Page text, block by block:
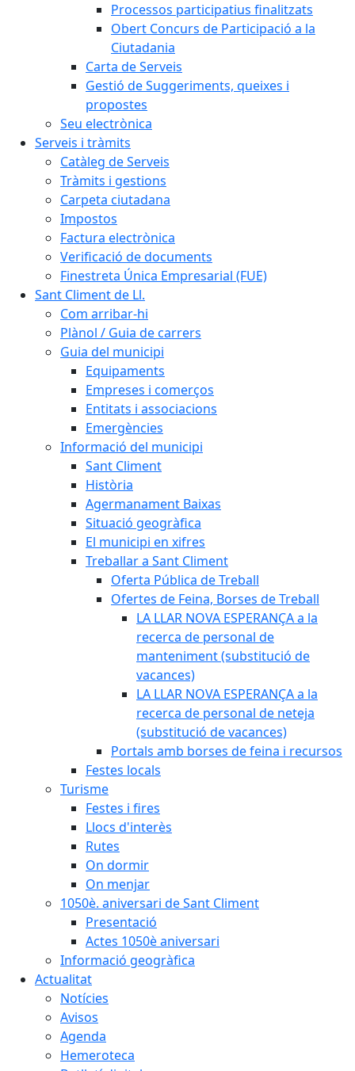
Processos participatius finalitzats
Obert Concurs de Participació a la
Ciutadania
Carta de Serveis
Gestió de Suggeriments, queixes i
propostes
Seu electrònica
Serveis i tràmits
Catàleg de Serveis
Tràmits i gestions
Carpeta ciutadana
Impostos
Factura electrònica
Verificació de documents
Finestreta Única Empresarial (FUE)
Sant Climent de Ll.
Com arribar-hi
Plànol / Guia de carrers
Guia del municipi
Equipaments
Empreses i comerços
Entitats i associacions
Emergències
Informació del municipi
Sant Climent
Història
Agermanament Baixas
Situació geogràfica
El municipi en xifres
Treballar a Sant Climent
Oferta Pública de Treball
Ofertes de Feina, Borses de Treball
LA LLAR NOVA ESPERANÇA a la
recerca de personal de
manteniment (substitució de
vacances)
LA LLAR NOVA ESPERANÇA a la
recerca de personal de neteja
(substitució de vacances)
Portals amb borses de feina i recursos
Festes locals
Turisme
Festes i fires
Llocs d'interès
Rutes
On dormir
On menjar
1050è. aniversari de Sant Climent
Presentació
Actes 1050è aniversari
Informació geogràfica
Actualitat
Notícies
Avisos
Agenda
Hemeroteca